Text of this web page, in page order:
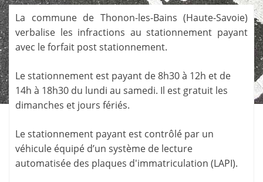
La commune de Thonon-les-Bains (Haute-Savoie)
verbalise les infractions au stationnement payant
avec le forfait post stationnement.
Le stationnement est payant de 8h30 à 12h et de
14h à 18h30 du lundi au samedi. Il est gratuit les
dimanches et jours fériés.
Le stationnement payant est contrôlé par un
véhicule équipé d’un système de lecture
automatisée des plaques d'immatriculation (LAPI).